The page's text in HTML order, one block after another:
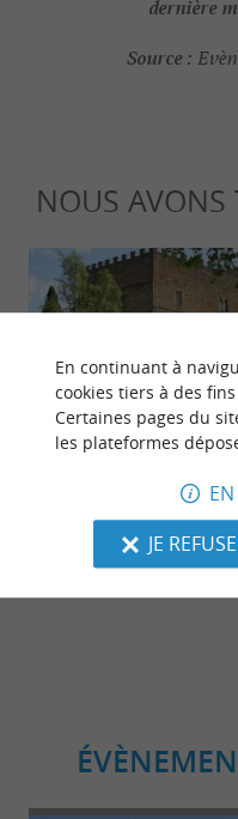
Source :
NOUS AVONS
campagne, havre de
Détente
En continuant à
cookies tiers à des
Certaines pages du
les plateformes
JE REFUSE